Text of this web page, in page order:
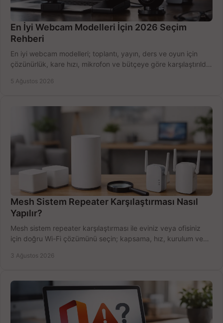
En İyi Webcam Modelleri İçin 2026 Seçim
Rehberi
En iyi webcam modelleri; toplantı, yayın, ders ve oyun için
çözünürlük, kare hızı, mikrofon ve bütçeye göre karşılaştırıldı.
5 Ağustos 2026
Mesh Sistem Repeater Karşılaştırması Nasıl
Yapılır?
Mesh sistem repeater karşılaştırması ile eviniz veya ofisiniz
için doğru Wi-Fi çözümünü seçin; kapsama, hız, kurulum ve
3 Ağustos 2026